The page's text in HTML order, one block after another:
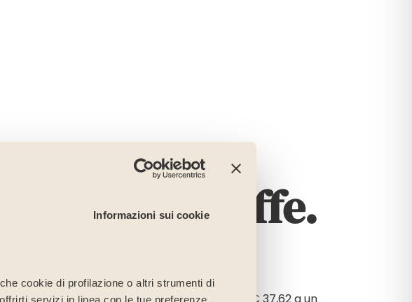
Informazioni sui cookie
cookie di profilazione o altri strumenti di
servizi in linea con le tue preferenze,
Le tariffe.
giornaliera di degenza varia da un minimo di € 37,62 a un